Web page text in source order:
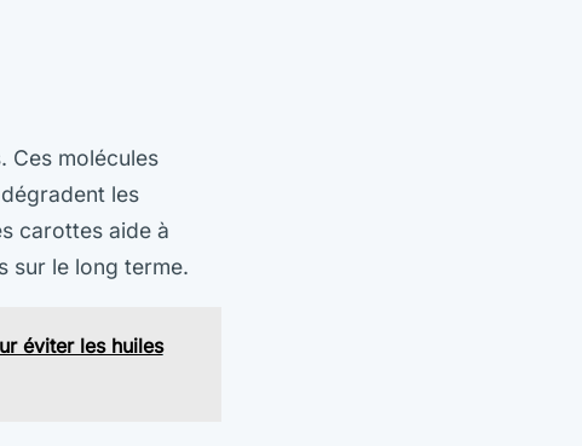
Ces molécules
les
carottes aide à
sur le long terme.
éviter les huiles